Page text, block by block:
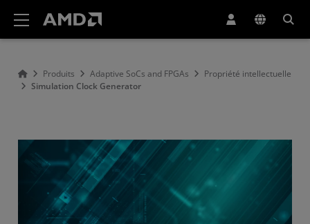
Produits Adaptive SoCs and FPGAs
Propriété intellectuelle
Simulation Clock Generator